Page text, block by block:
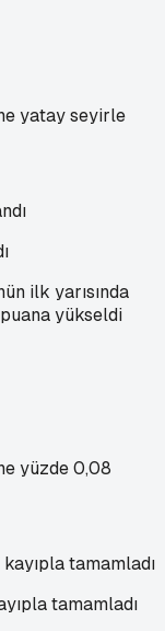
yatay seyirle
ilk yarısında
yükseldi
yüzde 0,08
tamamladı